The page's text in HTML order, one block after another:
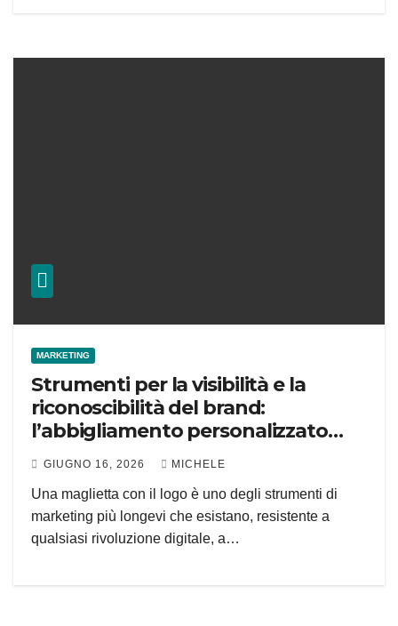
MARKETING
Strumenti per la visibilità e la
riconoscibilità del brand:
l’abbigliamento personalizzato
vince ancora
GIUGNO 16, 2026 MICHELE
Una maglietta con il logo è uno degli strumenti di
marketing più longevi che esistano, resistente a
qualsiasi rivoluzione digitale, a…